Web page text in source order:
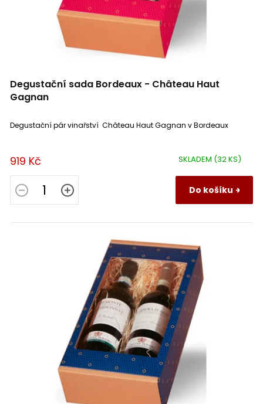
Degustační sada Bordeaux - Château Haut
Gagnan
SKLADEM (32 KS)
919 Kč
Do košíku
Degustační pár vinařství Château Haut Gagnan v Bordeaux